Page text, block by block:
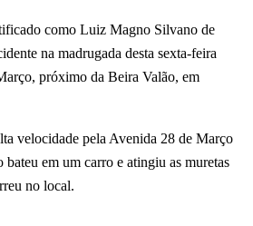
como Luiz Magno Silvano de
na madrugada desta sexta-feira
próximo da Beira Valão, em
velocidade pela Avenida 28 de Março
bateu em um carro e atingiu as muretas
no local.